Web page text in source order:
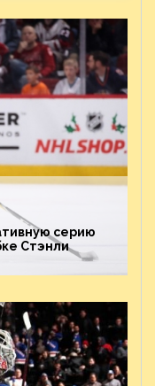
серию
Стэнли